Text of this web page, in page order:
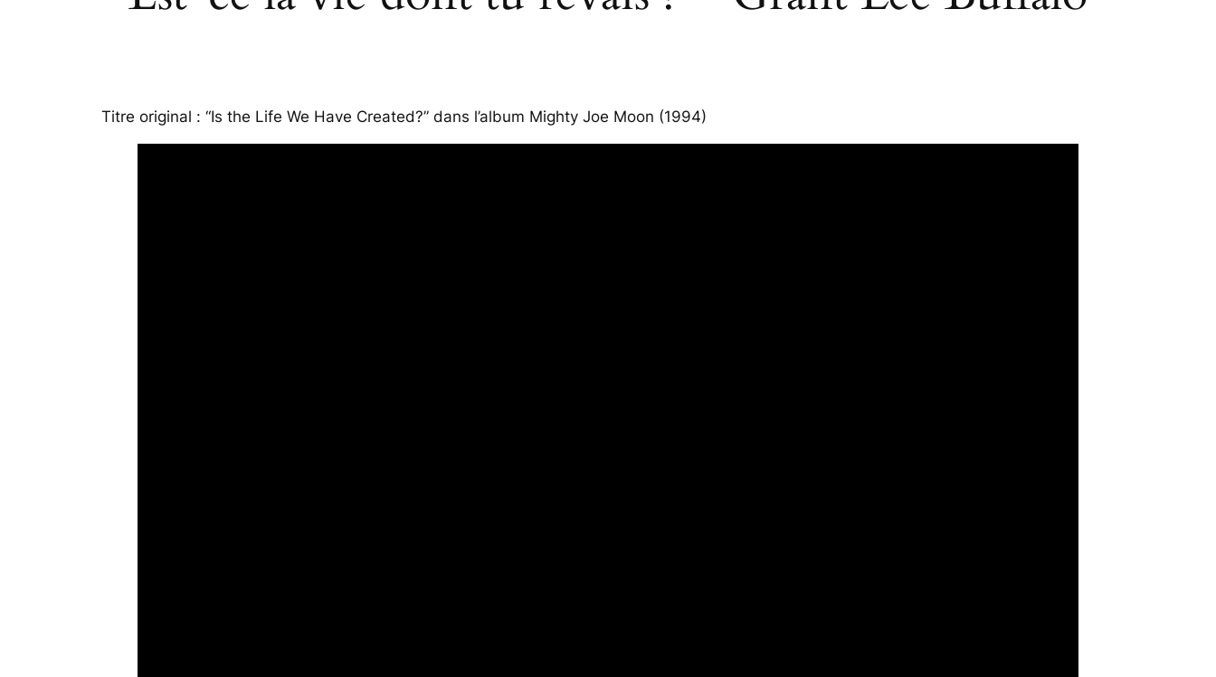
Titre original : “Is the Life We Have Created?” dans l’album Mighty Joe Moon (1994)